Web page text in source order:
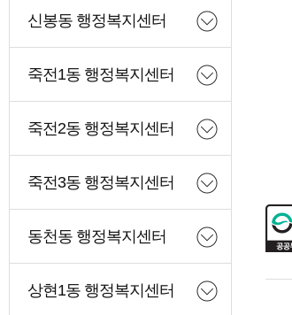
신봉동 행정복지센터
죽전1동 행정복지센터
죽전2동 행정복지센터
죽전3동 행정복지센터
동천동 행정복지센터
상현1동 행정복지센터